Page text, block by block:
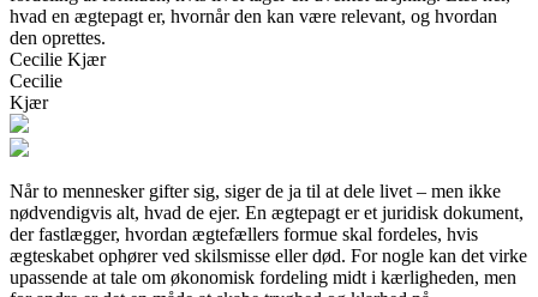
hvad en ægtepagt er, hvornår den kan være relevant, og hvordan
den oprettes.
Cecilie Kjær
Cecilie
Kjær
Når to mennesker gifter sig, siger de ja til at dele livet – men ikke
nødvendigvis alt, hvad de ejer. En ægtepagt er et juridisk dokument,
der fastlægger, hvordan ægtefællers formue skal fordeles, hvis
ægteskabet ophører ved skilsmisse eller død. For nogle kan det virke
upassende at tale om økonomisk fordeling midt i kærligheden, men